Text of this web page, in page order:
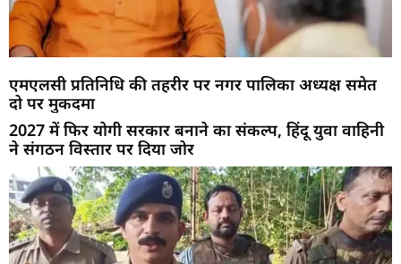
एमएलसी प्रतिनिधि की तहरीर पर नगर पालिका अध्यक्ष समेत
दो पर मुकदमा
2027 में फिर योगी सरकार बनाने का संकल्प, हिंदू युवा वाहिनी
ने संगठन विस्तार पर दिया जोर